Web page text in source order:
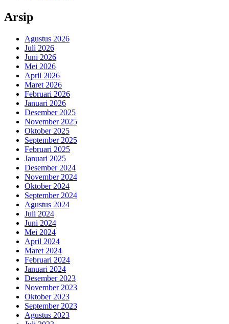
Arsip
Agustus 2026
Juli 2026
Juni 2026
Mei 2026
April 2026
Maret 2026
Februari 2026
Januari 2026
Desember 2025
November 2025
Oktober 2025
September 2025
Februari 2025
Januari 2025
Desember 2024
November 2024
Oktober 2024
September 2024
Agustus 2024
Juli 2024
Juni 2024
Mei 2024
April 2024
Maret 2024
Februari 2024
Januari 2024
Desember 2023
November 2023
Oktober 2023
September 2023
Agustus 2023